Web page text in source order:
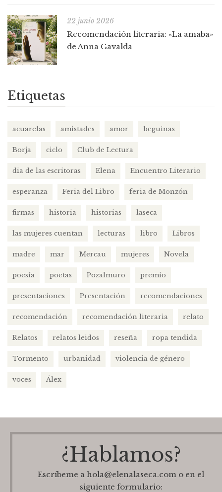
22 junio 2026
Recomendación literaria: «La amaba»
de Anna Gavalda
Etiquetas
acuarelas amistades amor beguinas
Borja ciclo Club de Lectura
dia de las escritoras Elena Encuentro Literario
esperanza Feria del Libro feria de Monzón
firmas historia historias laseca
las mujeres cuentan lecturas libro Libros
madre mar Mercau mujeres Novela
poesía poetas Pozalmuro premio
presentaciones Presentación recomendaciones
recomendación recomendación literaria relato
Relatos relatos leidos reseña ropa tendida
Tormento urbanidad violencia de género
voces Álex
¿Hablamos?
Escríbeme a hola@elenalaseca.com o en el
siguiente formulario: